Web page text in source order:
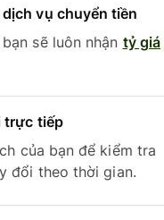
vụ chuyển tiền
sẽ luôn nhận tỷ giá
trực tiếp
của bạn để kiểm tra
đổi theo thời gian.